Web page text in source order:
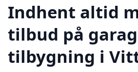
Indhent altid
tilbud på
tilbygning i